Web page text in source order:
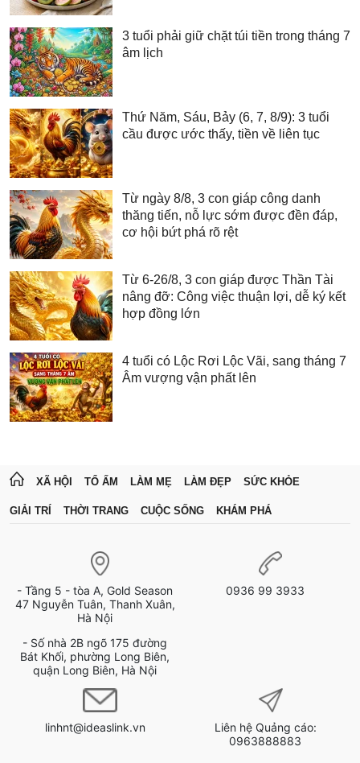
3 tuổi phải giữ chặt túi tiền trong tháng 7
âm lịch
Thứ Năm, Sáu, Bảy (6, 7, 8/9): 3 tuổi
cầu được ước thấy, tiền về liên tục
Từ ngày 8/8, 3 con giáp công danh
thăng tiến, nỗ lực sớm được đền đáp,
cơ hội bứt phá rõ rệt
Từ 6-26/8, 3 con giáp được Thần Tài
nâng đỡ: Công việc thuận lợi, dễ ký kết
hợp đồng lớn
4 tuổi có Lộc Rơi Lộc Vãi, sang tháng 7
Âm vượng vận phất lên
XÃ HỘI TỔ ẤM LÀM MẸ LÀM ĐẸP SỨC KHỎE
GIẢI TRÍ THỜI TRANG CUỘC SỐNG KHÁM PHÁ
- Tầng 5 - tòa A, Gold Season
47 Nguyễn Tuân, Thanh Xuân,
Hà Nội
- Số nhà 2B ngõ 175 đường
Bát Khối, phường Long Biên,
quận Long Biên, Hà Nội
0936 99 3933
linhnt@ideaslink.vn
Liên hệ Quảng cáo:
0963888883